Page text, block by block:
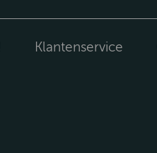
Klantenservice